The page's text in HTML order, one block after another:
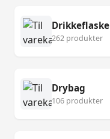
Drikkeflaske
262 produkter
Drybag
106 produkter